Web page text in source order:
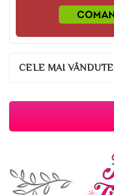
CELE MAI VÂNDUTE